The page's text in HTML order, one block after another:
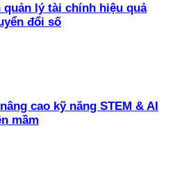
lý tài chính hiệu quả
đổi số
cao kỹ năng STEM & AI
mầm